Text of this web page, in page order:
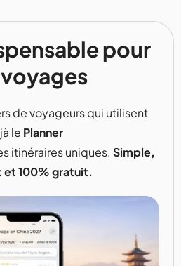
pour
de voyageurs qui utilisent
le Planner
itinéraires uniques. Simple,
100% gratuit.